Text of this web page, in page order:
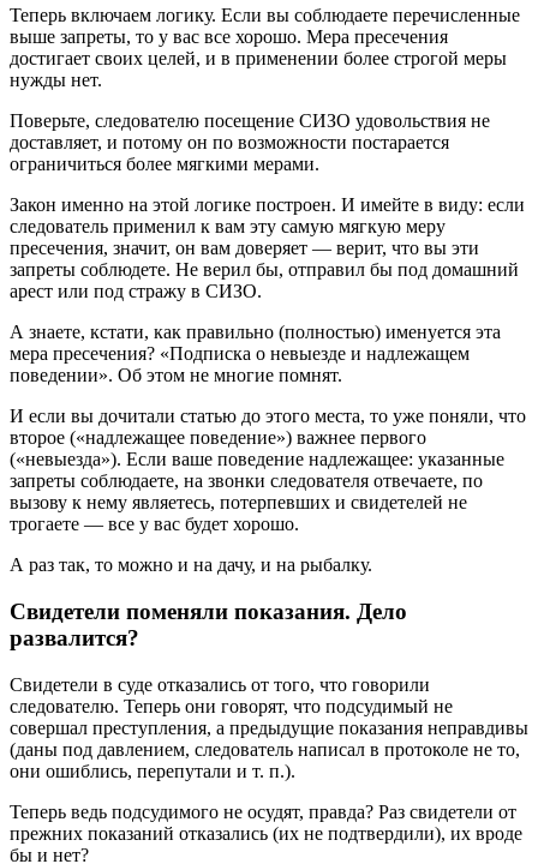
Теперь включаем логику. Если вы соблюдаете перечисленные
выше запреты, то у вас все хорошо. Мера пресечения
достигает своих целей, и в применении более строгой меры
нужды нет.
Поверьте, следователю посещение СИЗО удовольствия не
доставляет, и потому он по возможности постарается
ограничиться более мягкими мерами.
Закон именно на этой логике построен. И имейте в виду: если
следователь применил к вам эту самую мягкую меру
пресечения, значит, он вам доверяет — верит, что вы эти
запреты соблюдете. Не верил бы, отправил бы под домашний
арест или под стражу в СИЗО.
А знаете, кстати, как правильно (полностью) именуется эта
мера пресечения? «Подписка о невыезде и надлежащем
поведении». Об этом не многие помнят.
И если вы дочитали статью до этого места, то уже поняли, что
второе («надлежащее поведение») важнее первого
(«невыезда»). Если ваше поведение надлежащее: указанные
запреты соблюдаете, на звонки следователя отвечаете, по
вызову к нему являетесь, потерпевших и свидетелей не
трогаете — все у вас будет хорошо.
А раз так, то можно и на дачу, и на рыбалку.
Свидетели поменяли показания. Дело
развалится?
Свидетели в суде отказались от того, что говорили
следователю. Теперь они говорят, что подсудимый не
совершал преступления, а предыдущие показания неправдивы
(даны под давлением, следователь написал в протоколе не то,
они ошиблись, перепутали и т. п.).
Теперь ведь подсудимого не осудят, правда? Раз свидетели от
прежних показаний отказались (их не подтвердили), их вроде
бы и нет?